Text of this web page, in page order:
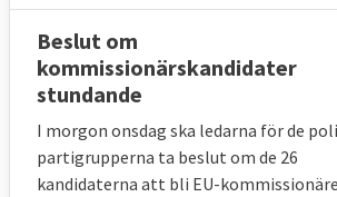
Beslut om
kommissionärskandidater
stundande
I morgon onsdag ska ledarna för de
partigrupperna ta beslut om de 26
kandidaterna att bli EU-